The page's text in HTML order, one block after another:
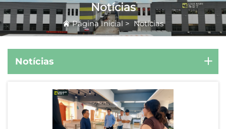
Notícias
Página Inicial>Notícias
Notícias